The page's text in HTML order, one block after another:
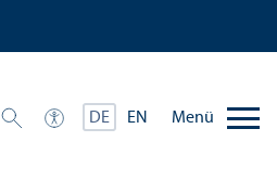
DE EN Menü